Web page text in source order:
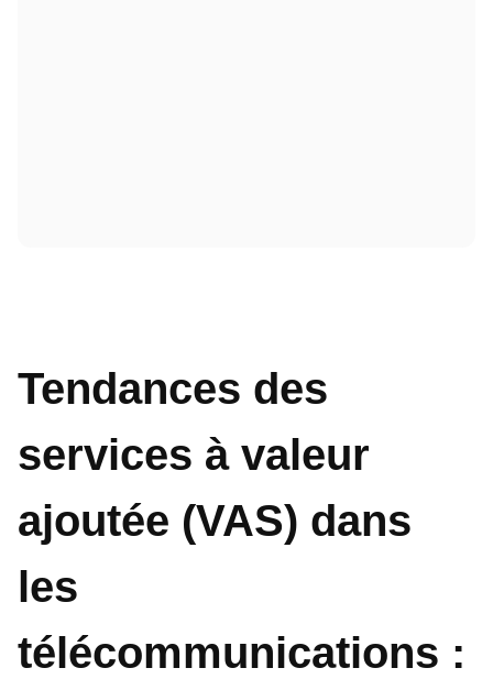
Tendances des
services à valeur
ajoutée (VAS) dans
les
télécommunications :